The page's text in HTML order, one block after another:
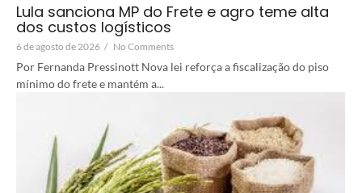
Lula sanciona MP do Frete e agro teme alta
dos custos logísticos
6 de agosto de 2026 / No Comments
Por Fernanda Pressinott Nova lei reforça a fiscalização do piso
mínimo do frete e mantém a...